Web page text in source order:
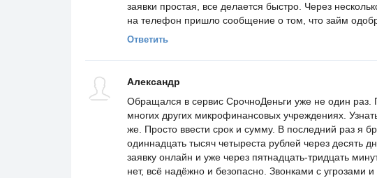
заявки простая, все делается быстро. Через
на телефон пришло сообщение о том, что займ
Ответить
Александр
Обращался в сервис СрочноДеньги уже не один
многих других микрофинансовых учреждениях.
же. Просто ввести срок и сумму. В последний раз я
одиннадцать тысяч четыреста рублей через десять
заявку онлайн и уже через пятнадцать-тридцать
нет, всё надёжно и безопасно. Звонками с угрозами